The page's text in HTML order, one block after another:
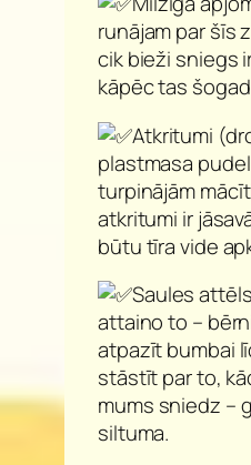
runājam par šīs
cik bieži sniegs
kāpēc tas
Atkritumi
plastmasa
turpinājām
atkritumi ir
būtu tīra vide
Saules
attaino to –
atpazīt bumbai
stāstīt par to,
mums sniedz –
siltuma.